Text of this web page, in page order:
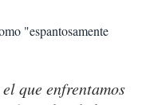
"espantosamente
que enfrentamos